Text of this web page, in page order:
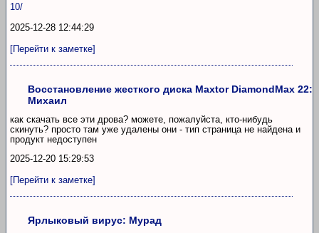
10/
2025-12-28 12:44:29
[Перейти к заметке]
Восстановление жесткого диска Maxtor DiamondMax 22:
Михаил
как скачать все эти дрова? можете, пожалуйста, кто-нибудь
скинуть? просто там уже удалены они - тип страница не найдена и
продукт недоступен
2025-12-20 15:29:53
[Перейти к заметке]
Ярлыковый вирус: Мурад